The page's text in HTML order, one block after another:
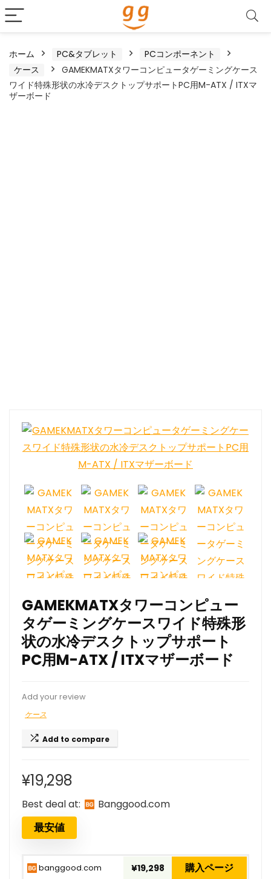
ホーム PC&タブレット
PCコンポーネント
ケース
GAMEKMATXタワーコンピュータゲーミングケース
ワイド特殊形状の水冷デスクトップサポートPC用M-ATX / ITXマ
ザーボード
GAMEKMATXタワーコンピュー
タゲーミングケースワイド特殊形
状の水冷デスクトップサポート
PC用M-ATX / ITXマザーボード
Add your review
ケース
Add to compare
¥19,298
Best deal at: banggood.com
最安値
banggood.com ¥19,298 購入ページ